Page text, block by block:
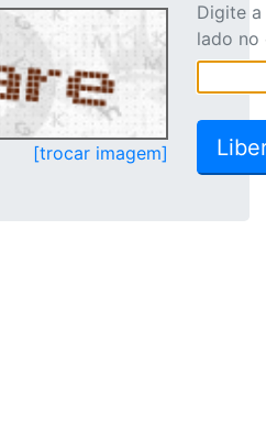
[trocar imagem]
Digite
lado no